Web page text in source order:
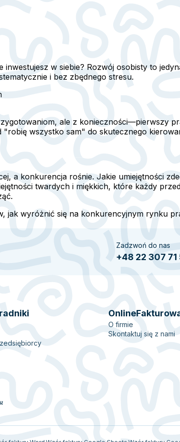
w siebie? Rozwój osobisty to
i bez zbędnego stresu.
ale z konieczności—pierwszy
wszystko sam" do skutecznego
a konkurencja rośnie. Jakie umiejętności
twardych i miękkich, które każdy
jak wyróżnić się na konkurencyjnym rynku
Zadzwoń do nas
+48 22 307 71
O firmie
Skontaktuj się z nami